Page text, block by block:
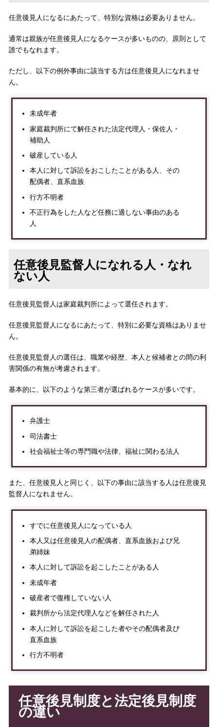
任意後見人になるにあたって、特別な資格は必要ありません。
通常は親族が任意後見人になるケースが多いものの、原則として
誰でもなれます。
ただし、以下の例外事由に該当する方は任意後見人になれませ
ん。
未成年者
家庭裁判所にて解任された法定代理人・保佐人・
補助人
破産している人
本人に対して訴訟をおこしたことがある人、その
配偶者、直系血族
行方不明者
不正行為をした人など任務に適しない事由のある
人
任意後見監督人になれる人・なれ
ない人
任意後見監督人は家庭裁判所によって選任されます。
任意後見監督人になるにあたって、特別に必要な資格はありませ
ん。
任意後見監督人の選任は、職業や経歴、本人と候補者との間の利
害関係の有無が考慮されます。
基本的に、以下のような第三者が選ばれるケースが多いです。
弁護士
司法書士
社会福祉士等の専門職や法律、福祉に関わる法人
また、任意後見人と同じく、以下の事由に該当する人は任意後見
監督人になれません。
すでに任意後見人になっている人
本人又は任意後見人の配偶者、直系血族および兄
弟姉妹
本人に対して訴訟を起こしたことがある人
未成年者
破産者で復権していない人
裁判所から法定代理人などを解任された人
本人に対して訴訟を起こした者やその配偶者及び
直系血族
行方不明者
任意後見制度と法定後見制度
の違い